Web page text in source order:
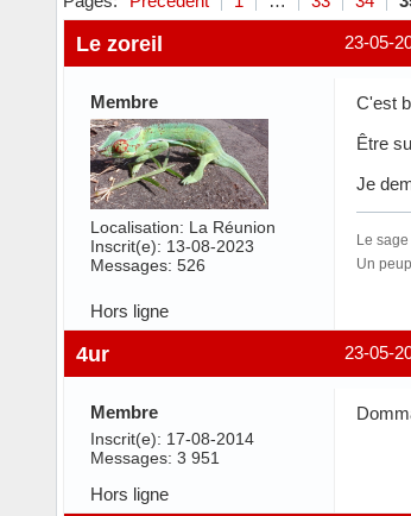
23-05-
Le zoreil
Membre
Localisation: La Réunion
Inscrit(e): 13-08-2023
Messages: 526
C'est
Être
Je
Le
Un
Hors ligne
23-05-
4ur
Membre
Inscrit(e): 17-08-2014
Messages: 3 951
Hors ligne